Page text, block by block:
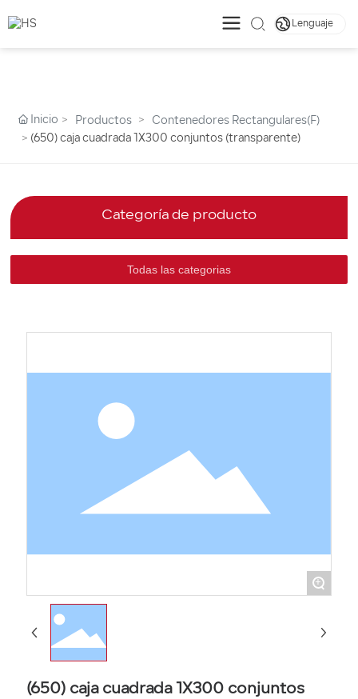
Lenguaje
Inicio Productos
Contenedores Rectangulares(F)
(650) caja cuadrada 1X300 conjuntos (transparente)
Categoría de producto
Todas las categorias
+
(650) caja cuadrada 1X300 conjuntos